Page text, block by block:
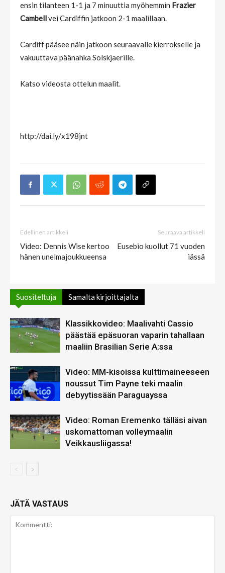
ensin tilanteen 1-1 ja 7 minuuttia myöhemmin Frazier
Cambellvei Cardiffin jatkoon 2-1 maalillaan.
Cardiff pääsee näin jatkoon seuraavalle kierrokselle ja
vakuuttava päänahka Solskjaerille.
Katso videosta ottelun maalit.
http://dai.ly/x198jnt
Edellinen artikkeli
Video: Dennis Wise kertoo
hänen unelmajoukkueensa
Seuraava artikkeli
Eusebio kuollut 71 vuoden
iässä
Suositeltuja Samalta kirjoittajalta
Klassikkovideo: Maalivahti Cassio
päästää epäsuoran vaparin tahallaan
maaliin Brasilian Serie A:ssa
Video: MM-kisoissa kulttimaineeseen
noussut Tim Payne teki maalin
debyytissään Paraguayssa
Video: Roman Eremenko tälläsi aivan
uskomattoman volleymaalin
Veikkausliigassa!
JÄTÄ VASTAUS